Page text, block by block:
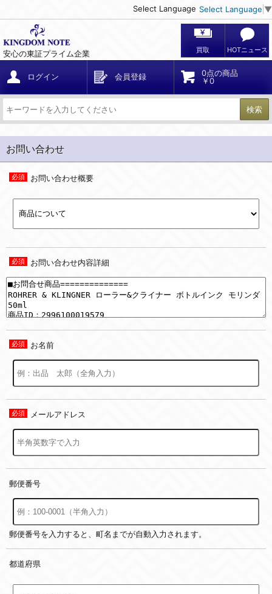
Select Language Select Language ▼
安心の東証プライム企業 買取 HOTニュース
ログイン 会員登録
0点の商品
￥0
検索
お問い合わせ
お問い合わせ概要
お問い合わせ内容詳細
お名前
メールアドレス
郵便番号
郵便番号を入力すると、町名までが自動入力されます。
都道府県